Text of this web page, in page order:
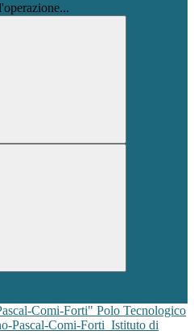
Polo Tecnologico
Pascal-Comi-Forti Istituto di